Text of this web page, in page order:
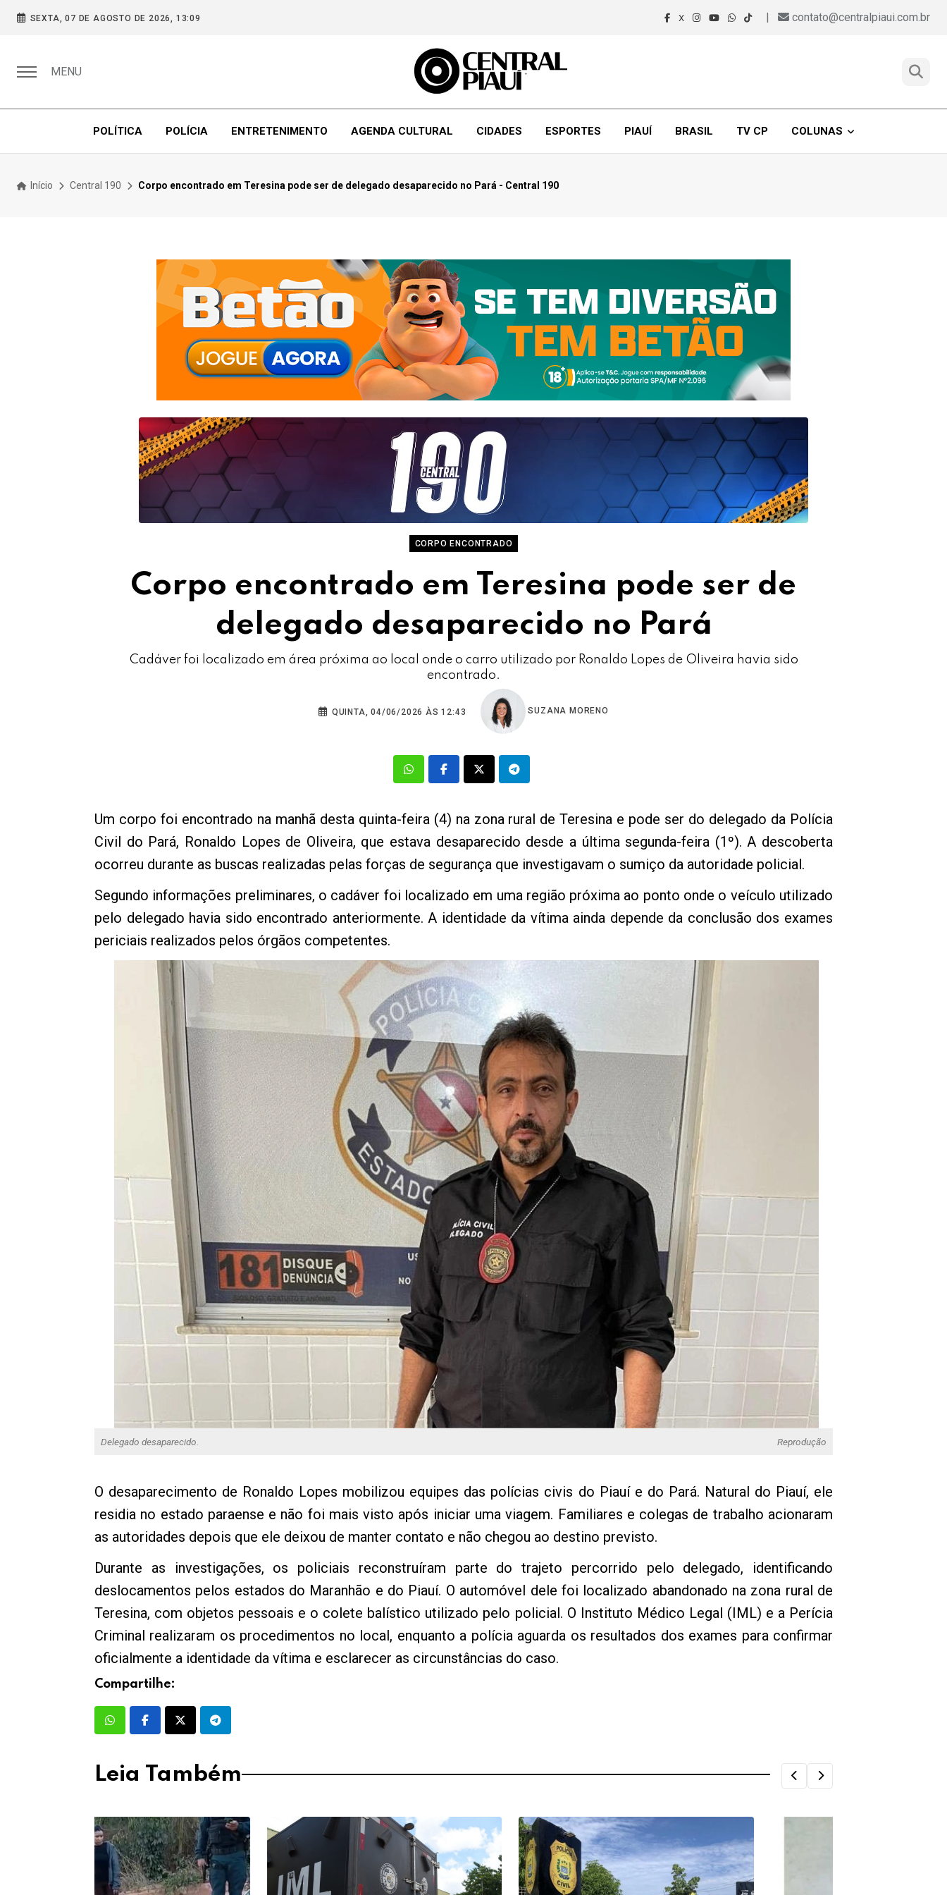
SEXTA, 07 DE AGOSTO DE 2026, 13:09 X | contato@centralpiaui.com.br
MENU
POLÍTICA POLÍCIA ENTRETENIMENTO AGENDA CULTURAL CIDADES ESPORTES PIAUÍ BRASIL TV CP COLUNAS
Início Central 190 Corpo encontrado em Teresina pode ser de delegado desaparecido no Pará - Central 190
CORPO ENCONTRADO
Corpo encontrado em Teresina pode ser de
delegado desaparecido no Pará
Cadáver foi localizado em área próxima ao local onde o carro utilizado por Ronaldo Lopes de Oliveira havia sido
encontrado.
QUINTA, 04/06/2026 ÀS 12:43 SUZANA MORENO
Um corpo foi encontrado na manhã desta quinta-feira (4) na zona rural de Teresina e pode ser do delegado da Polícia
Civil do Pará, Ronaldo Lopes de Oliveira, que estava desaparecido desde a última segunda-feira (1º). A descoberta
ocorreu durante as buscas realizadas pelas forças de segurança que investigavam o sumiço da autoridade policial.
Segundo informações preliminares, o cadáver foi localizado em uma região próxima ao ponto onde o veículo utilizado
pelo delegado havia sido encontrado anteriormente. A identidade da vítima ainda depende da conclusão dos exames
periciais realizados pelos órgãos competentes.
Delegado desaparecido. Reprodução
O desaparecimento de Ronaldo Lopes mobilizou equipes das polícias civis do Piauí e do Pará. Natural do Piauí, ele
residia no estado paraense e não foi mais visto após iniciar uma viagem. Familiares e colegas de trabalho acionaram
as autoridades depois que ele deixou de manter contato e não chegou ao destino previsto.
Durante as investigações, os policiais reconstruíram parte do trajeto percorrido pelo delegado, identificando
deslocamentos pelos estados do Maranhão e do Piauí. O automóvel dele foi localizado abandonado na zona rural de
Teresina, com objetos pessoais e o colete balístico utilizado pelo policial. O Instituto Médico Legal (IML) e a Perícia
Criminal realizaram os procedimentos no local, enquanto a polícia aguarda os resultados dos exames para confirmar
oficialmente a identidade da vítima e esclarecer as circunstâncias do caso.
Compartilhe:
Leia Também